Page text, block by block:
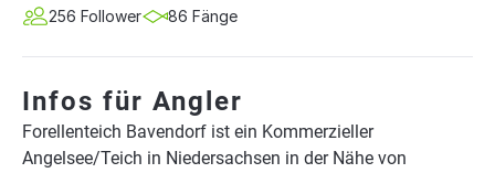
256 Follower 86 Fänge
Infos für Angler
Forellenteich Bavendorf ist ein Kommerzieller
Angelsee/Teich in Niedersachsen in der Nähe von